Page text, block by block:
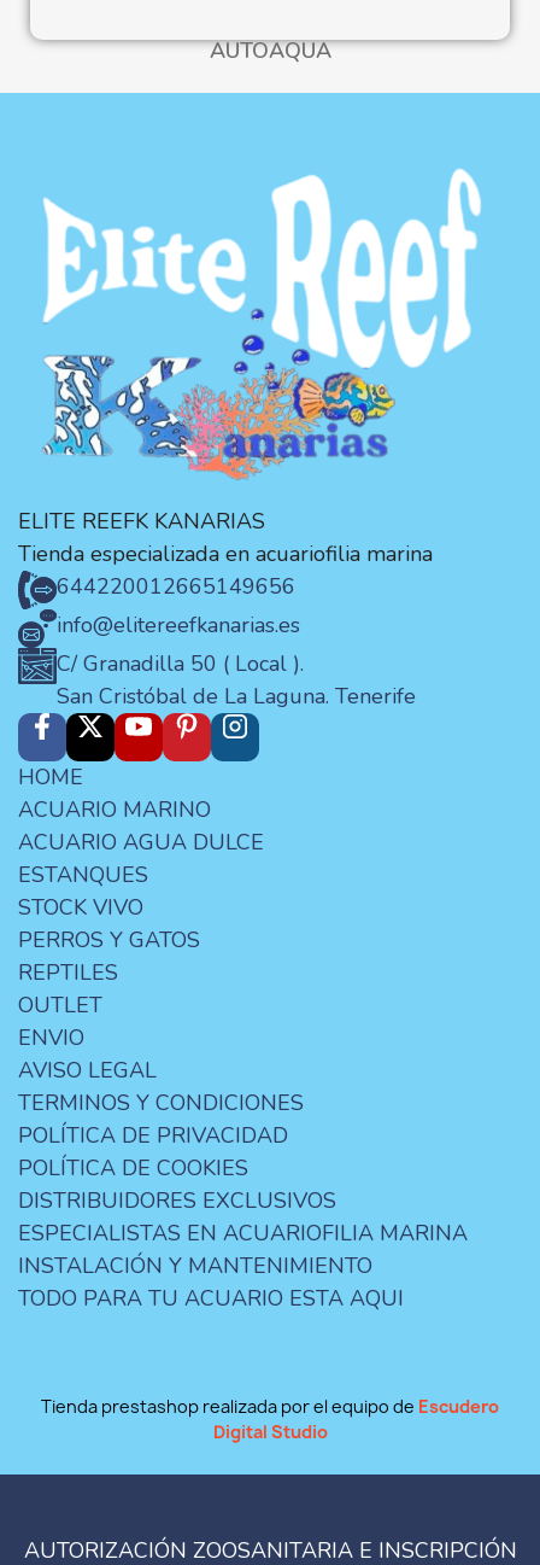
AUTOAQUA
ELITE REEFK KANARIAS
Tienda especializada en acuariofilia marina
644220012665149656
info@elitereefkanarias.es
C/ Granadilla 50 ( Local ).
San Cristóbal de La Laguna. Tenerife
HOME
ACUARIO MARINO
ACUARIO AGUA DULCE
ESTANQUES
STOCK VIVO
PERROS Y GATOS
REPTILES
OUTLET
ENVIO
AVISO LEGAL
TERMINOS Y CONDICIONES
POLÍTICA DE PRIVACIDAD
POLÍTICA DE COOKIES
DISTRIBUIDORES EXCLUSIVOS
ESPECIALISTAS EN ACUARIOFILIA MARINA
INSTALACIÓN Y MANTENIMIENTO
TODO PARA TU ACUARIO ESTA AQUI
Tienda prestashop realizada por el equipo de Escudero
Digital Studio
AUTORIZACIÓN ZOOSANITARIA E INSCRIPCIÓN